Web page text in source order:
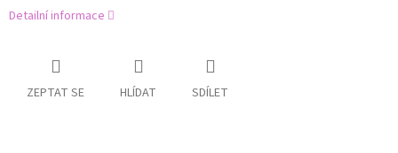
Detailní informace
ZEPTAT SE HLÍDAT SDÍLET